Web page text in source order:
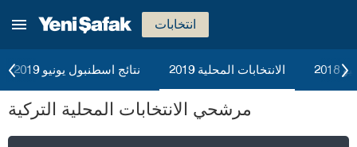
انتخابات
نتائج اسطنبول يونيو 2019 الانتخابات المحلية 2019
مرشحي الانتخابات المحلية التركية
بورصا
شانكيري
جوروم